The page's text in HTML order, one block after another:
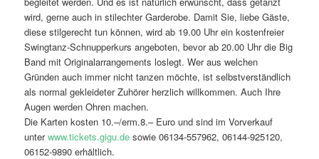
wird, gerne auch in stilechter Garderobe. Damit Sie, liebe Gäste,
diese stilgerecht tun können, wird ab 19.00 Uhr ein kostenfreier
Swingtanz-Schnupperkurs angeboten, bevor ab 20.00 Uhr die Big
Band mit Originalarrangements loslegt. Wer aus welchen
Gründen auch immer nicht tanzen möchte, ist selbstverständlich
als normal gekleideter Zuhörer herzlich willkommen. Auch Ihre
Augen werden Ohren machen.
Die Karten kosten 10.–/erm.8.– Euro und sind im Vorverkauf
unterwww.tickets.gigu.desowie 06134-557962, 06144-925120,
06152-9890 erhältlich.